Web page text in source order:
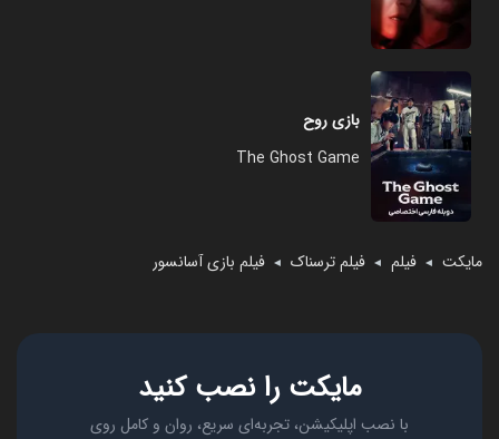
مایکت ◄ فیلم ◄ فیلم ترسناک ◄ فیلم بازی آسانسور
بازی روح
The Ghost Game
مایکت را نصب کنید
با نصب اپلیکیشن، تجربه‌ای سریع، روان و کامل روی